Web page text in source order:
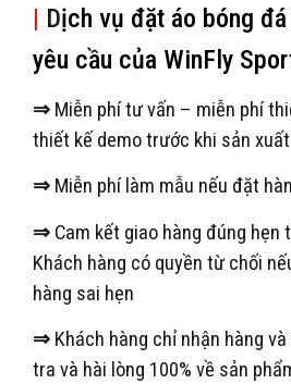
| Dịch vụ đặt áo bóng
yêu cầu của WinFly
⇒ Miễn phí tư vấn – miễn phí
thiết kế demo trước khi sản xuất
⇒ Miễn phí làm mẫu nếu đặt
⇒ Cam kết giao hàng đúng hẹn
Khách hàng có quyền từ chối
hàng sai hẹn
⇒ Khách hàng chỉ nhận hàng
tra và hài lòng 100% về sản